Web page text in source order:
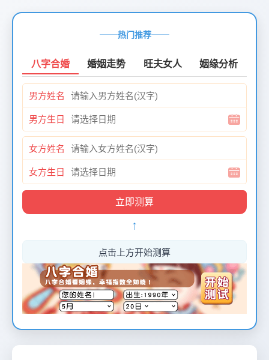
页
2026-
热门推荐
八字合婚 婚姻走势 旺夫女人 姻缘分析
男方姓名
男方生日
女方姓名
女方生日
↑
点击上方开始测算